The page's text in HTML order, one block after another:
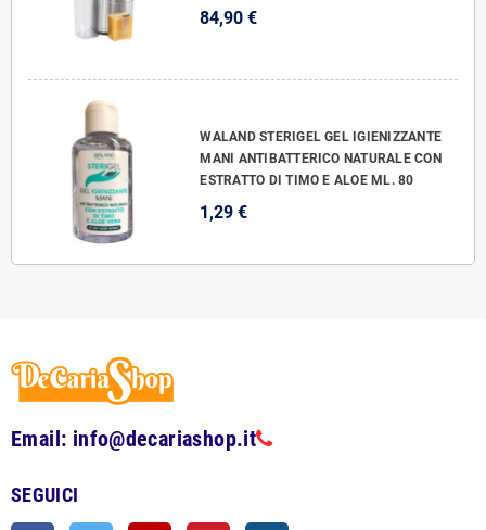
84,90 €
WALAND STERIGEL GEL IGIENIZZANTE
MANI ANTIBATTERICO NATURALE CON
ESTRATTO DI TIMO E ALOE ML. 80
1,29 €
Email: info@decariashop.it
SEGUICI